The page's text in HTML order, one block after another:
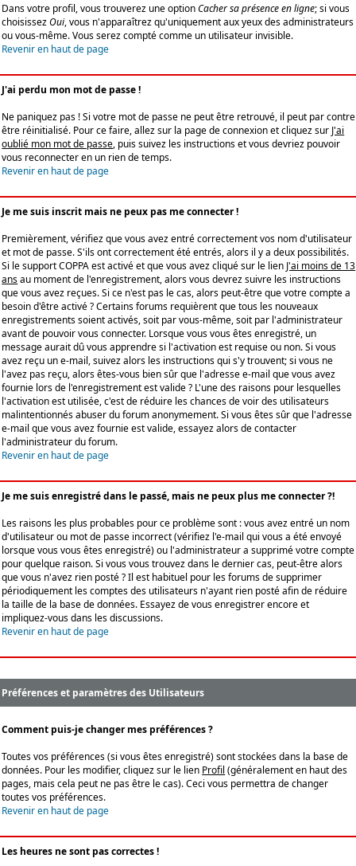
Dans votre profil, vous trouverez une optionCacher sa présence en ligne; si vous
choisissezOui, vous n'apparaîtrez qu'uniquement aux yeux des administrateurs
ou vous-même. Vous serez compté comme un utilisateur invisible.
Revenir en haut de page
J'ai perdu mon mot de passe !
Ne paniquez pas ! Si votre mot de passe ne peut être retrouvé, il peut par contre
être réinitialisé. Pour ce faire, allez sur la page de connexion et cliquez sur J'ai
oublié mon mot de passe, puis suivez les instructions et vous devriez pouvoir
vous reconnecter en un rien de temps.
Revenir en haut de page
Je me suis inscrit mais ne peux pas me connecter !
Premièrement, vérifiez que vous avez entré correctement vos nom d'utilisateur
et mot de passe. S'ils ont correctement été entrés, alors il y a deux possibilités.
Si le support COPPA est activé et que vous avez cliqué sur le lien J'ai moins de 13
ansau moment de l'enregistrement, alors vous devrez suivre les instructions
que vous avez reçues. Si ce n'est pas le cas, alors peut-être que votre compte a
besoin d'être activé ? Certains forums requièrent que tous les nouveaux
enregistrements soient activés, soit par vous-même, soit par l'administrateur
avant de pouvoir vous connecter. Lorsque vous vous êtes enregistré, un
message aurait dû vous apprendre si l'activation est requise ou non. Si vous
avez reçu un e-mail, suivez alors les instructions qui s'y trouvent; si vous ne
l'avez pas reçu, alors êtes-vous bien sûr que l'adresse e-mail que vous avez
fournie lors de l'enregistrement est valide ? L'une des raisons pour lesquelles
l'activation est utilisée, c'est de réduire les chances de voir des utilisateurs
malintentionnés abuser du forum anonymement. Si vous êtes sûr que l'adresse
e-mail que vous avez fournie est valide, essayez alors de contacter
l'administrateur du forum.
Revenir en haut de page
Je me suis enregistré dans le passé, mais ne peux plus me connecter ?!
Les raisons les plus probables pour ce problème sont : vous avez entré un nom
d'utilisateur ou mot de passe incorrect (vérifiez l'e-mail qui vous a été envoyé
lorsque vous vous êtes enregistré) ou l'administrateur a supprimé votre compte
pour quelque raison. Si vous vous trouvez dans le dernier cas, peut-être alors
que vous n'avez rien posté ? Il est habituel pour les forums de supprimer
périodiquement les comptes des utilisateurs n'ayant rien posté afin de réduire
la taille de la base de données. Essayez de vous enregistrer encore et
impliquez-vous dans les discussions.
Revenir en haut de page
Préférences et paramètres des Utilisateurs
Comment puis-je changer mes préférences ?
Toutes vos préférences (si vous êtes enregistré) sont stockées dans la base de
données. Pour les modifier, cliquez sur le lien Profil (généralement en haut des
pages, mais cela peut ne pas être le cas). Ceci vous permettra de changer
toutes vos préférences.
Revenir en haut de page
Les heures ne sont pas correctes !